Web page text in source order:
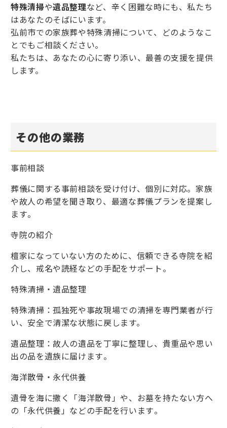
特殊清掃や遺品整理など、辛く困難な時にも、私たち
はあなたのそばにいます。
弘前市での家族葬や特殊清掃について、どのようなこ
とでもご相談ください。
私たちは、あなたの心に寄り添い、最善の支援を提供
します。
その他の業務
事前相談
葬儀に関する事前相談を受け付け、個別に対応。家族
や故人の希望を聞き取り、最適な葬儀プランを提案し
ます​​。
寺院の紹介
檀家になっていない方のために、信頼できる寺院を紹
介し、戒名や読経などの手配をサポート​​。
特殊清掃・遺品整理
特殊清掃：孤独死や事故現場での清掃を専門業者が行
い、安全で清潔な状態に戻します。
遺品整理：故人の遺品を丁寧に整理し、貴重品や思い
出の品を遺族に届けます​​。
海洋散骨・永代供養
遺骨を海に撒く「海洋散骨」や、お墓を持たない方へ
の「永代供養」などの手配を行います​。